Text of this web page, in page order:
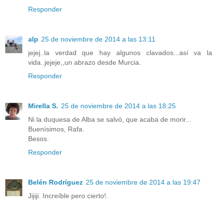
Responder
alp 25 de noviembre de 2014 a las 13:11
jejej..la verdad que hay algunos clavados...así va la
vida..jejeje,,un abrazo desde Murcia.
Responder
Mirella S. 25 de noviembre de 2014 a las 18:25
Ni la duquesa de Alba se salvó, que acaba de morir...
Buenísimos, Rafa.
Besos.
Responder
Belén Rodríguez 25 de noviembre de 2014 a las 19:47
Jijiji. Increíble pero cierto!.